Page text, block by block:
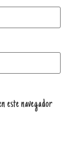
este navegador